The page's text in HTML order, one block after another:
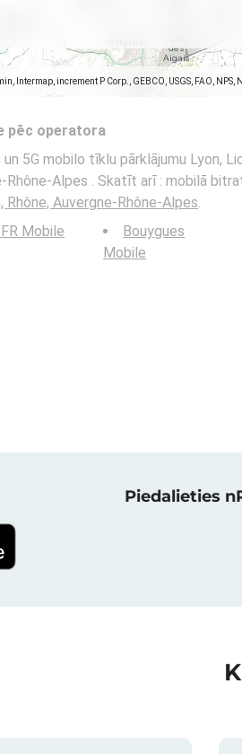
Intermap, increment P Corp., GEBCO, USGS, FAO,
pēc operatora
5G mobilo tīklu pārklājumu Lyon,
Rhône-Alpes . Skatīt arī : mobilā
Auvergne-Rhône-Alpes.
Mobile
Bouygues
Mobile
Piedalieties